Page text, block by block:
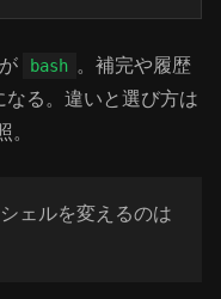
bash 。補完や履歴
なる。違いと選び方は
ェルを変えるのは